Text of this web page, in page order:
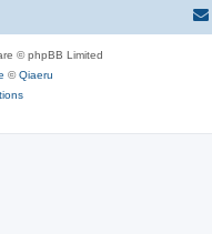
© phpBB Limited
©Qiaeru